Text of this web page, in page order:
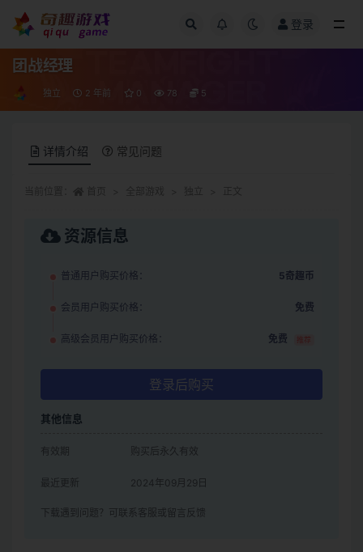
登录
团战经理
独立 2 年前 0 78 5
详情介绍 常见问题
资源信息
普通用户购买价格： 5奇趣币
会员用户购买价格： 免费
高级会员用户购买价格： 免费 推荐
登录后购买
其他信息
有效期 购买后永久有效
最近更新 2024年09月29日
下载遇到问题？可联系客服或留言反馈